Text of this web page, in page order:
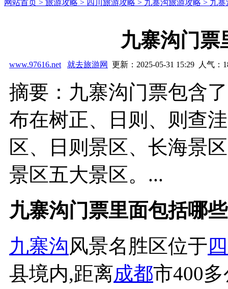
网站首页 > 旅游攻略 > 四川旅游攻略 > 九寨沟旅游攻略 > 九寨
九寨沟门票
www.97616.net 就去旅游网 更新：2025-05-31 15:29 人气：
摘要：九寨沟门票包含
布在树正、日则、则查
区、日则景区、长海景
景区五大景区。...
九寨沟门票里面包括哪
九寨沟风景名胜区位于
县境内,距离成都市400